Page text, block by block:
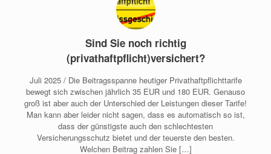
Sind Sie noch richtig
(privathaftpflicht)versichert?
Juli 2025 / Die Beitragsspanne heutiger Privathaftpflichttarife
bewegt sich zwischen jährlich 35 EUR und 180 EUR. Genauso
groß ist aber auch der Unterschied der Leistungen dieser Tarife!
Man kann aber leider nicht sagen, dass es automatisch so ist,
dass der günstigste auch den schlechtesten
Versicherungsschutz bietet und der teuerste den besten.
Welchen Beitrag zahlen Sie […]